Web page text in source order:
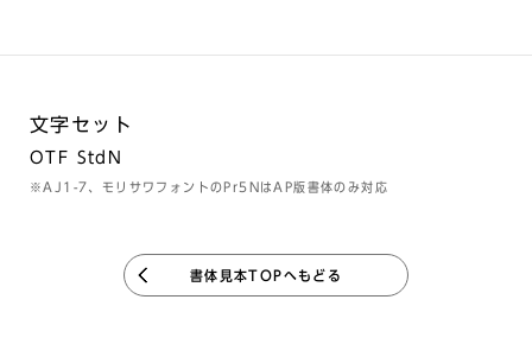
文字セット
OTF StdN
※AJ1-7、モリサワフォントのPr5NはAP版書体のみ対応
書体見本TOPへもどる